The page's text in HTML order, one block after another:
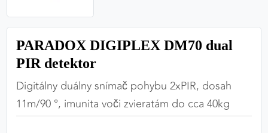
PARADOX DIGIPLEX DM70 dual
PIR detektor
Digitálny duálny snímač pohybu 2xPIR, dosah
11m/90 °, imunita voči zvieratám do cca 40kg
Tieto cookies sú potrebné na správne fungovanie
zabezpečiť jej plnú funkčnosť.